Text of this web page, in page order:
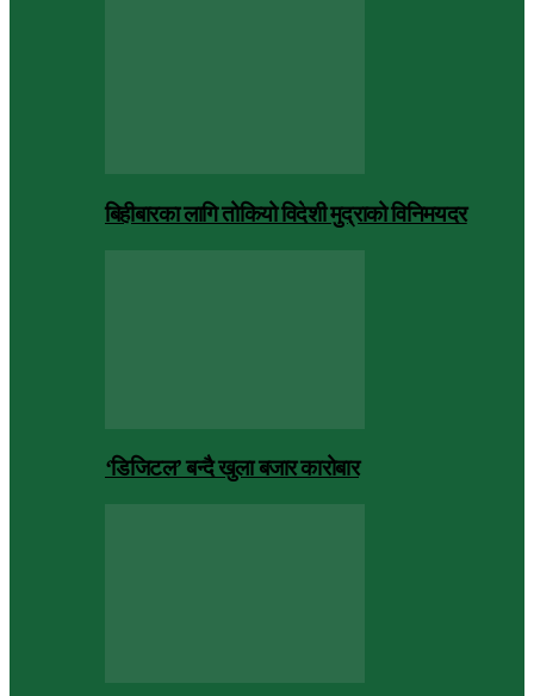
बिहीबारका लागि तोकियो विदेशी मुद्राको विनिमयदर
‘डिजिटल’ बन्दै खुला बजार कारोबार